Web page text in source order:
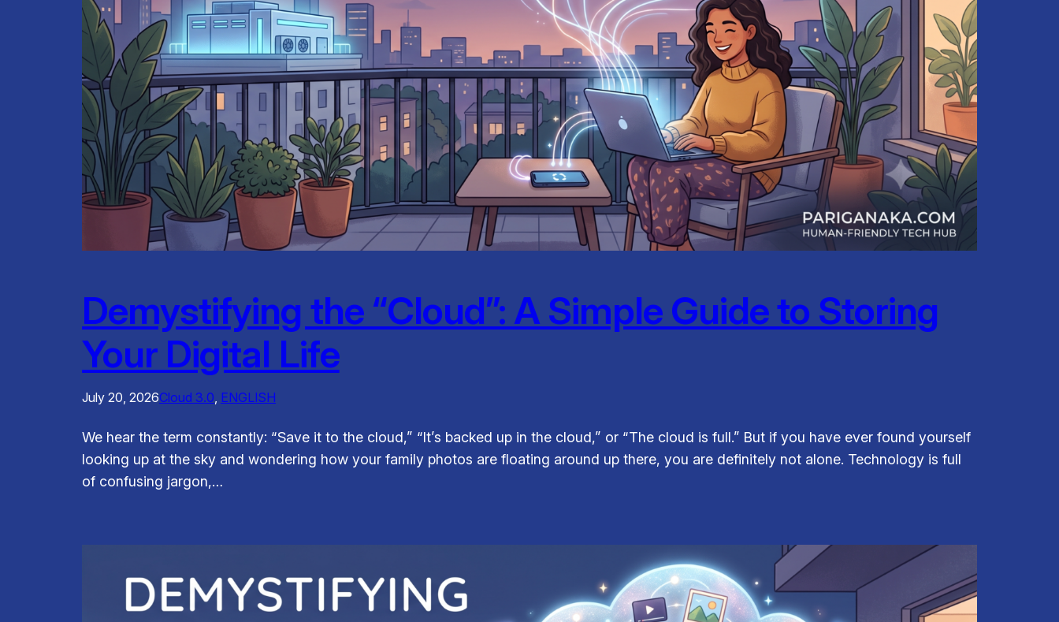
Demystifying the “Cloud”: A Simple Guide to Storing
Your Digital Life
July 20, 2026Cloud 3.0, ENGLISH
We hear the term constantly: “Save it to the cloud,” “It’s backed up in the cloud,” or “The cloud is full.” But if you have ever found yourself
looking up at the sky and wondering how your family photos are floating around up there, you are definitely not alone. Technology is full
of confusing jargon,…